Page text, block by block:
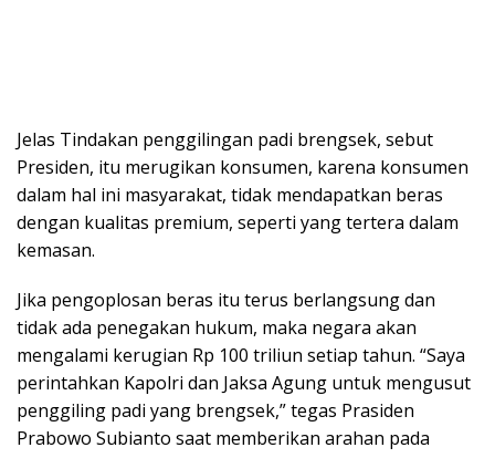
Jelas Tindakan penggilingan padi brengsek, sebut
Presiden, itu merugikan konsumen, karena konsumen
dalam hal ini masyarakat, tidak mendapatkan beras
dengan kualitas premium, seperti yang tertera dalam
kemasan.
Jika pengoplosan beras itu terus berlangsung dan
tidak ada penegakan hukum, maka negara akan
mengalami kerugian Rp 100 triliun setiap tahun. “Saya
perintahkan Kapolri dan Jaksa Agung untuk mengusut
penggiling padi yang brengsek,” tegas Prasiden
Prabowo Subianto saat memberikan arahan pada